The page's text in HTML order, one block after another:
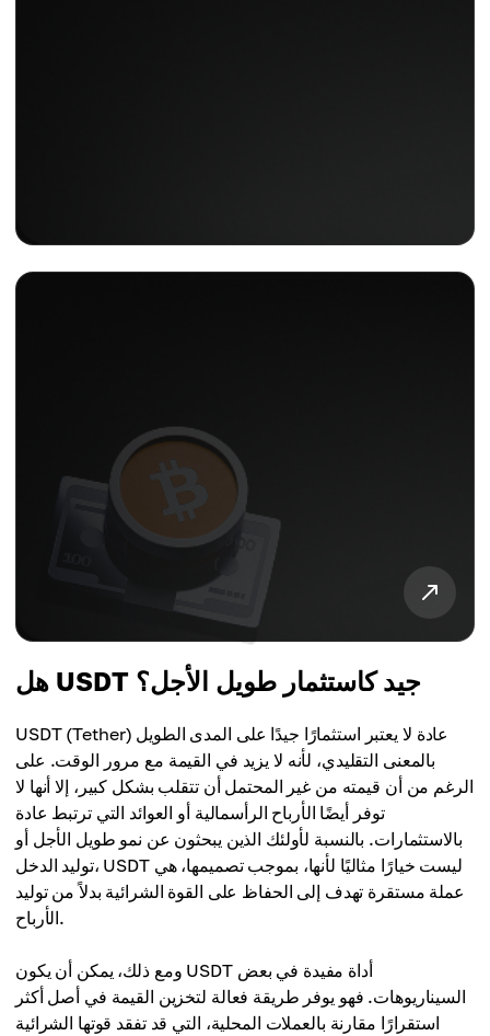
هل USDT جيد كاستثمار طويل الأجل؟
USDT (Tether) عادة لا يعتبر استثمارًا جيدًا على المدى الطويل
بالمعنى التقليدي، لأنه لا يزيد في القيمة مع مرور الوقت. على
الرغم من أن قيمته من غير المحتمل أن تتقلب بشكل كبير، إلا أنها لا
توفر أيضًا الأرباح الرأسمالية أو العوائد التي ترتبط عادة
بالاستثمارات. بالنسبة لأولئك الذين يبحثون عن نمو طويل الأجل أو
توليد الدخل، USDT ليست خيارًا مثاليًا لأنها، بموجب تصميمها، هي
عملة مستقرة تهدف إلى الحفاظ على القوة الشرائية بدلاً من توليد
الأرباح.
ومع ذلك، يمكن أن يكون USDT أداة مفيدة في بعض
السيناريوهات. فهو يوفر طريقة فعالة لتخزين القيمة في أصل أكثر
استقرارًا مقارنة بالعملات المحلية، التي قد تفقد قوتها الشرائية